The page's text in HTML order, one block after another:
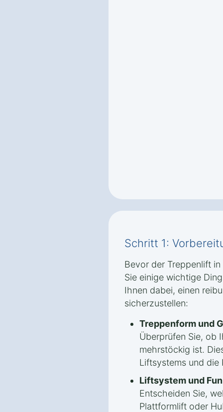
Schritt 1:
Bevor der Treppenlift
Sie einige wichtige
Ihnen dabei, einen
sicherzustellen:
Treppenform und
Überprüfen Sie, ob
mehrstöckig ist.
Liftsystems und die
Liftsystem und
Entscheiden Sie,
Plattformlift oder